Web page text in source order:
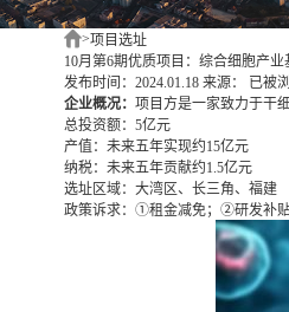
>项目选址
10月第6期优质项目：综合细胞产
发布时间：2024.01.18 来源：
已被
企业概况： 项目方是一家致力于干
总投资额： 5亿元
产值： 未来五年实现约15亿元
纳税： 未来五年贡献约1.5亿元
选址区域： 大湾区、长三角、福建
政策诉求： ①租金减免；②研发补